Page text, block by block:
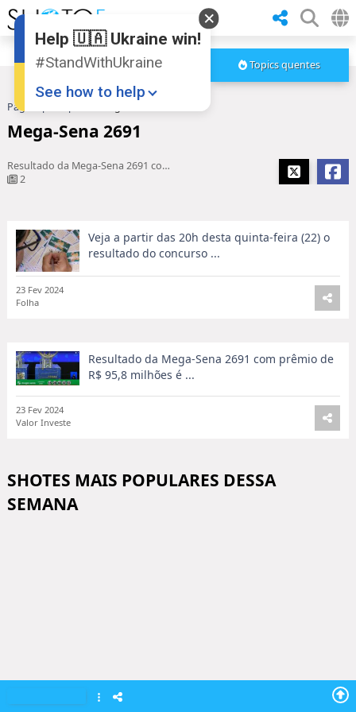
Topics quentes
Pagina principal
Mega-Sena 2691
Resultado da Mega-Sena 2691 com prêmio de R$ 95,8 milhões é ...
2
Veja a partir das 20h desta quinta-feira (22) o
resultado do concurso ...
23 Fev 2024
Folha
Resultado da Mega-Sena 2691 com prêmio de
R$ 95,8 milhões é ...
23 Fev 2024
Valor Investe
SHOTES MAIS POPULARES DESSA
SEMANA
Help 🇺🇦 Ukraine win!
#StandWithUkraine
See how to help
Donate
💸
Support Ukraine
❤
Share this widget